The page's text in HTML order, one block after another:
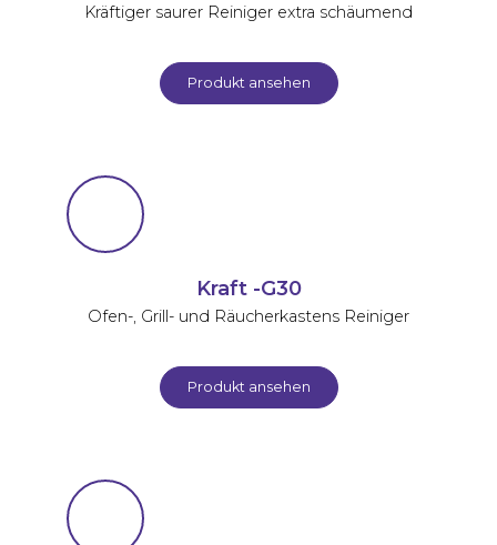
Kräftiger saurer Reiniger extra schäumend
Produkt ansehen
Kraft -G30
Ofen-, Grill- und Räucherkastens Reiniger
Produkt ansehen